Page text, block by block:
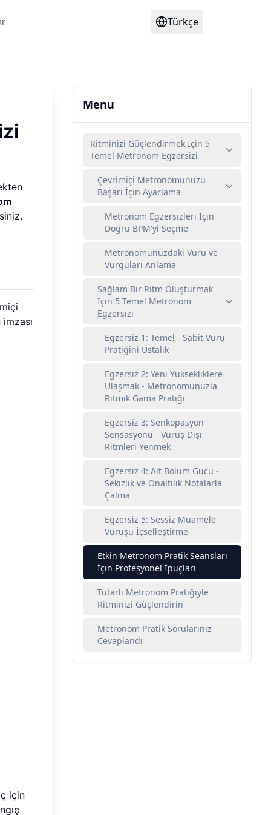
Türkçe
​​için
Menu
Ritminizi Güçlendirmek İçin 5
Temel Metronom Egzersizi
Çevrimiçi Metronomunuzu
Başarı İçin Ayarlama
Metronom Egzersizleri İçin
Doğru BPM'yi Seçme
Metronomunuzdaki Vuru ve
Vurguları Anlama
Sağlam Bir Ritm Oluşturmak
İçin 5 Temel Metronom
Egzersizi
Egzersiz 1: Temel - Sabit Vuru
Pratiğini Ustalık
Egzersiz 2: Yeni Yüksekliklere
Ulaşmak - Metronomunuzla
Ritmik Gama Pratiği
Egzersiz 3: Senkopasyon
Sensasyonu - Vuruş Dışı
Ritmleri Yenmek
Egzersiz 4: Alt Bölüm Gücü -
Sekizlik ve Onaltılık Notalarla
Çalma
Egzersiz 5: Sessiz Muamele -
Vuruşu İçselleştirme
Etkin Metronom Pratik Seansları
İçin Profesyonel İpuçları
Tutarlı Metronom Pratiğiyle
Ritminizi Güçlendirin
Metronom Pratik Sorularınız
Cevaplandı